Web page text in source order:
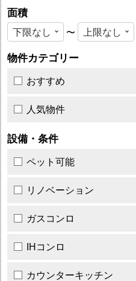
面積
〜
物件カテゴリー
おすすめ
人気物件
設備・条件
ペット可能
リノベーション
ガスコンロ
IHコンロ
カウンターキッチン